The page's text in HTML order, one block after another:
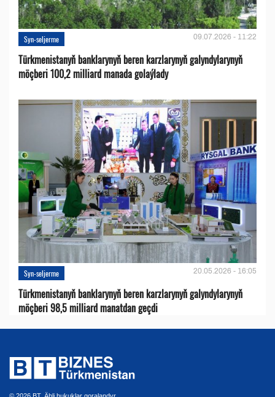
Syn-seljerme 09.07.2026 - 11:22
Türkmenistanyň banklarynyň beren karzlarynyň galyndylarynyň
möçberi 100,2 milliard manada golaýlady
Syn-seljerme 20.05.2026 - 16:05
Türkmenistanyň banklarynyň beren karzlarynyň galyndylarynyň
möçberi 98,5 milliard manatdan geçdi
© 2026 BT. Ähli hukuklar goralandyr.